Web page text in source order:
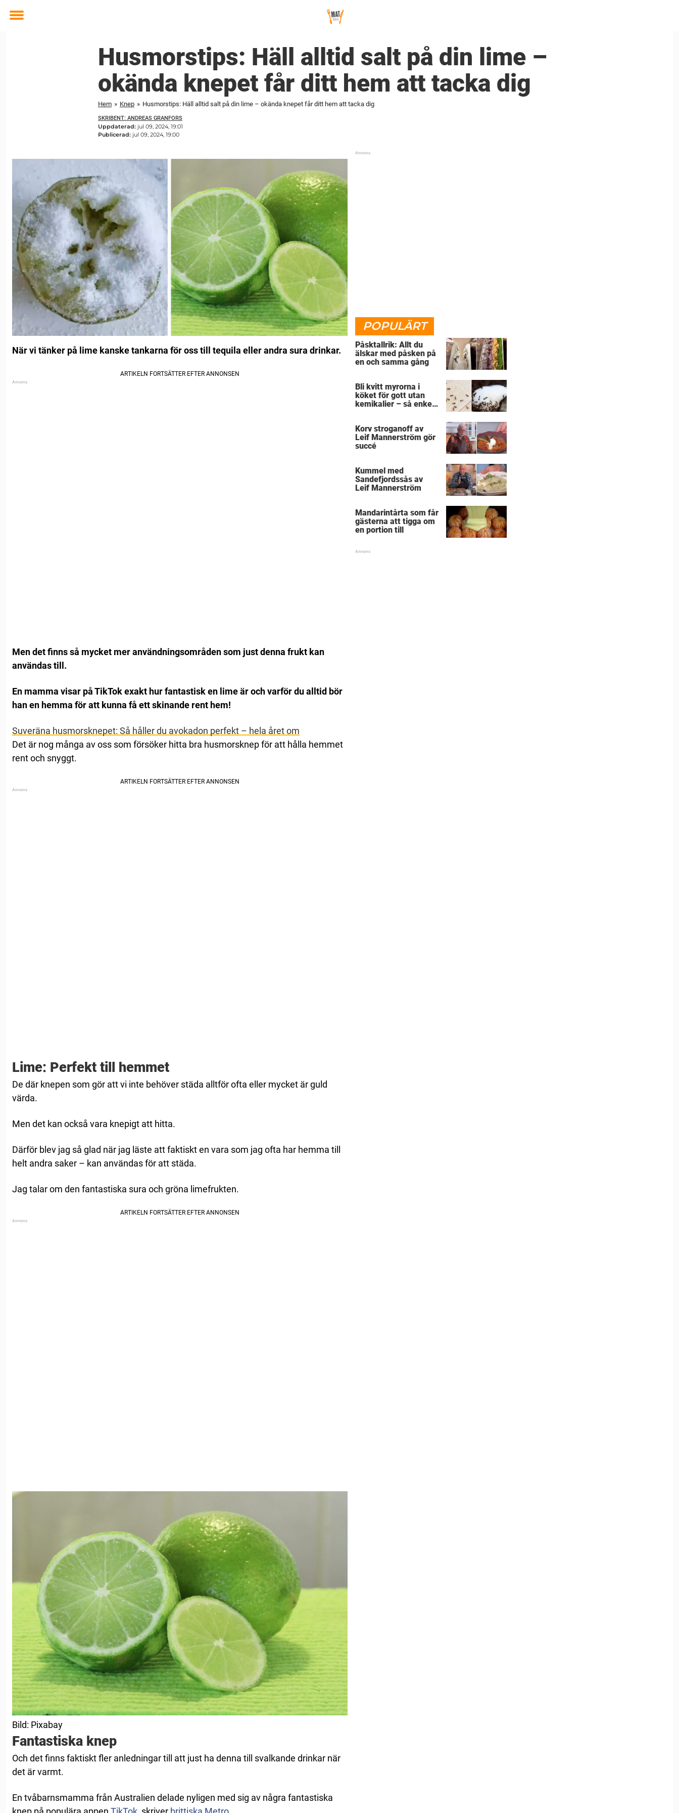
Toggle
Husmorstips: Häll alltid salt på din lime –
okända knepet får ditt hem att tacka dig
Hem » Knep » Husmorstips: Häll alltid salt på din lime – okända knepet får ditt hem att tacka dig
SKRIBENT: ANDREAS GRANFORS
Uppdaterad: jul 09, 2024, 19:01
Publicerad: jul 09, 2024, 19:00
När vi tänker på lime kanske tankarna för oss till tequila eller andra sura drinkar.
Men det finns så mycket mer användningsområden som just denna frukt kan
användas till.
En mamma visar på TikTok exakt hur fantastisk en lime är och varför du alltid bör
han en hemma för att kunna få ett skinande rent hem!
Suveräna husmorsknepet: Så håller du avokadon perfekt – hela året om
Det är nog många av oss som försöker hitta bra husmorsknep för att hålla hemmet
rent och snyggt.
Lime: Perfekt till hemmet
De där knepen som gör att vi inte behöver städa alltför ofta eller mycket är guld
värda.
Men det kan också vara knepigt att hitta.
Därför blev jag så glad när jag läste att faktiskt en vara som jag ofta har hemma till
helt andra saker – kan användas för att städa.
Jag talar om den fantastiska sura och gröna limefrukten.
Bild: Pixabay
Fantastiska knep
Och det finns faktiskt fler anledningar till att just ha denna till svalkande drinkar när
det är varmt.
En tvåbarnsmamma från Australien delade nyligen med sig av några fantastiska
POPULÄRT
Påsktallrik: Allt du
älskar med påsken på
en och samma gång
Bli kvitt myrorna i
köket för gott utan
kemikalier – så enkelt
Korv stroganoff av
Leif Mannerström gör
succé
Kummel med
Sandefjordssås av
Leif Mannerström
Mandarintårta som får
gästerna att tigga om
en portion till